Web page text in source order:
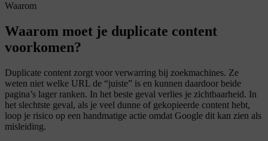
Waarom
Waarom moet je duplicate content
voorkomen?
Duplicate content zorgt voor verwarring bij zoekmachines. Ze
weten niet welke URL de “juiste” is en kunnen daardoor beide
pagina’s lager ranken. In het beste geval verlies je zichtbaarheid. In
het slechtste geval, als je veel dunne of gekopieerde content hebt,
loop je risico op een handmatige actie omdat Google dit kan zien als
misleiding.